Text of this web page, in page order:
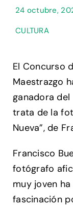
24 octubre,
CULTURA
El Concurso
Maestrazgo
ganadora
trata de la
Nueva”, de
Francisco
fotógrafo
muy joven
fascinación